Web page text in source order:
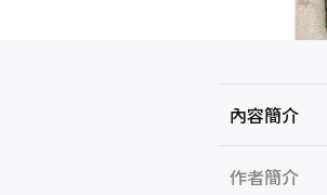
內容簡介
作者簡介